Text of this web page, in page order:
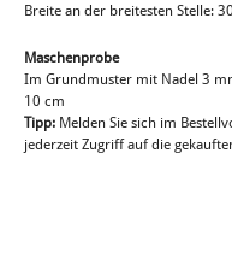
Breite an der breitesten Stelle:
Maschenprobe
Im Grundmuster mit Nadel 3
10 cm
Tipp: Melden Sie sich im
jederzeit Zugriff auf die